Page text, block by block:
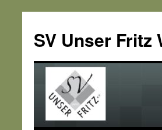
SV Unser Fritz